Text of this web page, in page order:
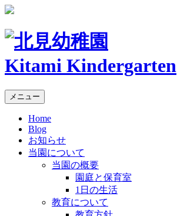
Kitami Kindergarten
メニュー
Home
Blog
お知らせ
当園について
当園の概要
園庭と保育室
1日の生活
教育について